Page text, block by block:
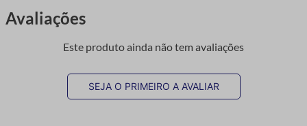
Avaliações
Este produto ainda não tem avaliações
SEJA O PRIMEIRO A AVALIAR